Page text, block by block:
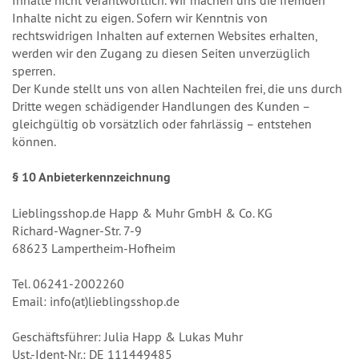
Inhalte nicht zu eigen. Sofern wir Kenntnis von
rechtswidrigen Inhalten auf externen Websites erhalten,
werden wir den Zugang zu diesen Seiten unverzüglich
sperren.
Der Kunde stellt uns von allen Nachteilen frei, die uns durch
Dritte wegen schädigender Handlungen des Kunden –
gleichgültig ob vorsätzlich oder fahrlässig – entstehen
können.
§ 10Anbieterkennzeichnung
Lieblingsshop.de Happ & Muhr GmbH & Co. KG
Richard-Wagner-Str. 7-9
68623 Lampertheim-Hofheim
Tel. 06241-2002260
Email: info(at)lieblingsshop.de
Geschäftsführer: Julia Happ & Lukas Muhr
Ust.-Ident-Nr.: DE 111449485